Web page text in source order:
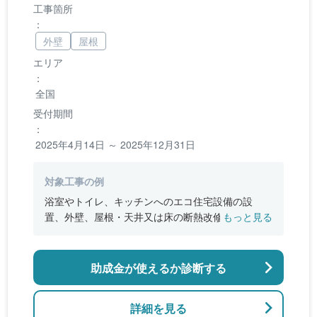
エリア
：
全国
受付期間
：
2025年4月14日 ～ 2025年12月31日
工事箇所
：
外壁
屋根
対象工事の例
浴室やトイレ、キッチンへのエコ住宅設備の設
置、外壁、屋根・天井又は床の断熱改修、窓やド
のバリアフリー改修
もっと見る
詳細を見る
助成金が使えるか診断する